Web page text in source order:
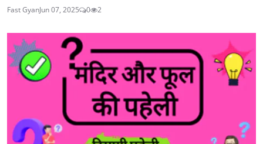
Fast GyanJun 07, 2025 0 2